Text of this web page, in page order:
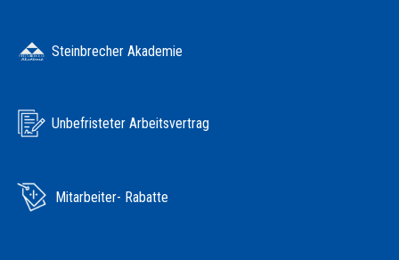
Steinbrecher Akademie
Unbefristeter Arbeitsvertrag
Mitarbeiter- Rabatte